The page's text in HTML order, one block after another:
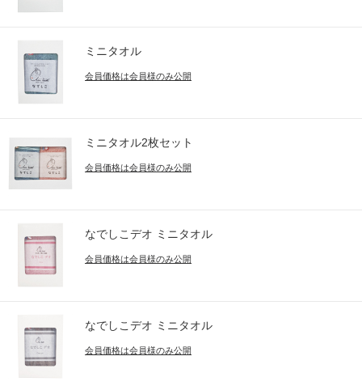
ミニタオル
会員価格は会員様のみ公開
ミニタオル2枚セット
会員価格は会員様のみ公開
なでしこデオ ミニタオル
会員価格は会員様のみ公開
なでしこデオ ミニタオル
会員価格は会員様のみ公開